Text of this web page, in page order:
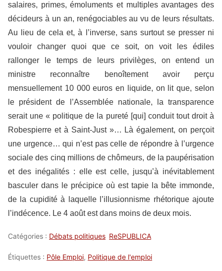
salaires, primes, émoluments et multiples avantages des
décideurs à un an, renégociables au vu de leurs résultats.
Au lieu de cela et, à l’inverse, sans surtout se presser ni
vouloir changer quoi que ce soit, on voit les édiles
rallonger le temps de leurs privilèges, on entend un
ministre reconnaître benoîtement avoir perçu
mensuellement 10 000 euros en liquide, on lit que, selon
le président de l’Assemblée nationale, la transparence
serait une « politique de la pureté [qui] conduit tout droit à
Robespierre et à Saint-Just »… Là également, on perçoit
une urgence… qui n’est pas celle de répondre à l’urgence
sociale des cinq millions de chômeurs, de la paupérisation
et des inégalités : elle est celle, jusqu’à inévitablement
basculer dans le précipice où est tapie la bête immonde,
de la cupidité à laquelle l’illusionnisme rhétorique ajoute
l’indécence. Le 4 août est dans moins de deux mois.
Catégories : Débats politiques ReSPUBLICA
Étiquettes : Pôle Emploi, Politique de l'emploi